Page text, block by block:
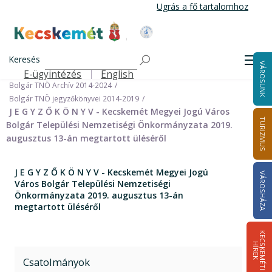
tartalomra
Ugrás a fő tartalomhoz
Kecskemét Város Honlapja
Keresés
Felső navigáció
E-ügyintézés English VÁROSUNK
TURIZMUS
VÁROSHÁZA
K
E
C
S
K
E
M
É
T
I
HÍ
R
E
K
Önkormányzat
Nemzetiségi Önkormányzatok
Bolgár Települési Nemzetiségi Önkormányzat
Bolgár TNÖ Archív 2014-2024
Bolgár TNÖ jegyzőkönyvei 2014-2019
J E G Y Z Ő K Ö N Y V - Kecskemét Megyei Jogú Város
Bolgár Települési Nemzetiségi Önkormányzata 2019.
augusztus 13-án megtartott üléséről
J E G Y Z Ő K Ö N Y V - Kecskemét Megyei Jogú
Város Bolgár Települési Nemzetiségi
Önkormányzata 2019. augusztus 13-án
megtartott üléséről
Csatolmányok